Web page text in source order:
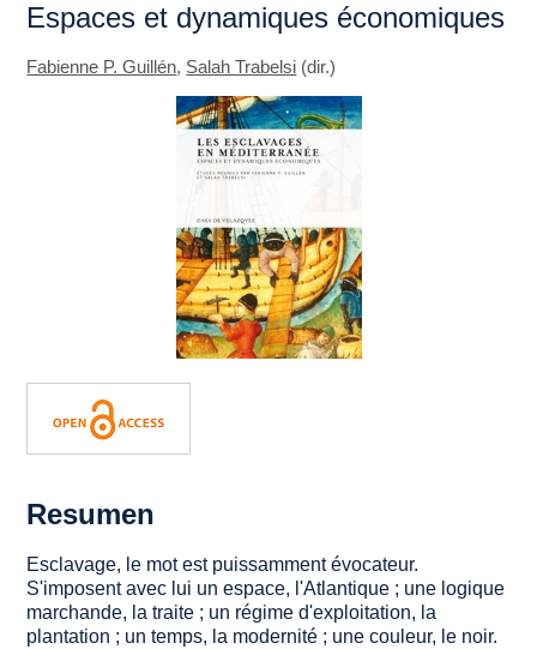
Espaces et dynamiques économiques
Fabienne P. Guillén, Salah Trabelsi (dir.)
Resumen
Esclavage, le mot est puissamment évocateur.
S'imposent avec lui un espace, l'Atlantique ; une logique
marchande, la traite ; un régime d'exploitation, la
plantation ; un temps, la modernité ; une couleur, le noir.